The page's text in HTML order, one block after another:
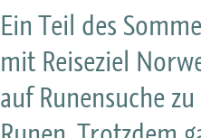
Ein Teil des
mit Reiseziel
auf Runensuche